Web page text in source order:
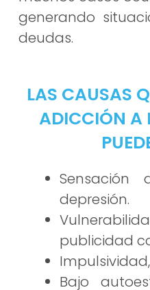
generando
deudas.
LAS CAUSAS
ADICCIÓN A
Sensación
depresión.
publicidad
Bajo